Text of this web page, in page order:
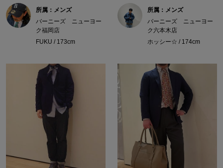
所属：メンズ
バーニーズ ニューヨー
ク福岡店
FUKU / 173cm
所属：メンズ
バーニーズ ニューヨー
ク六本木店
ホッシー☆ / 174cm